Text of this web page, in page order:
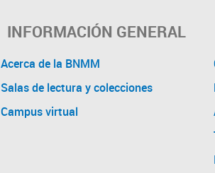
INFORMACIÓN GENERAL
Acerca de la BNMM
Salas de lectura y colecciones
Campus virtual